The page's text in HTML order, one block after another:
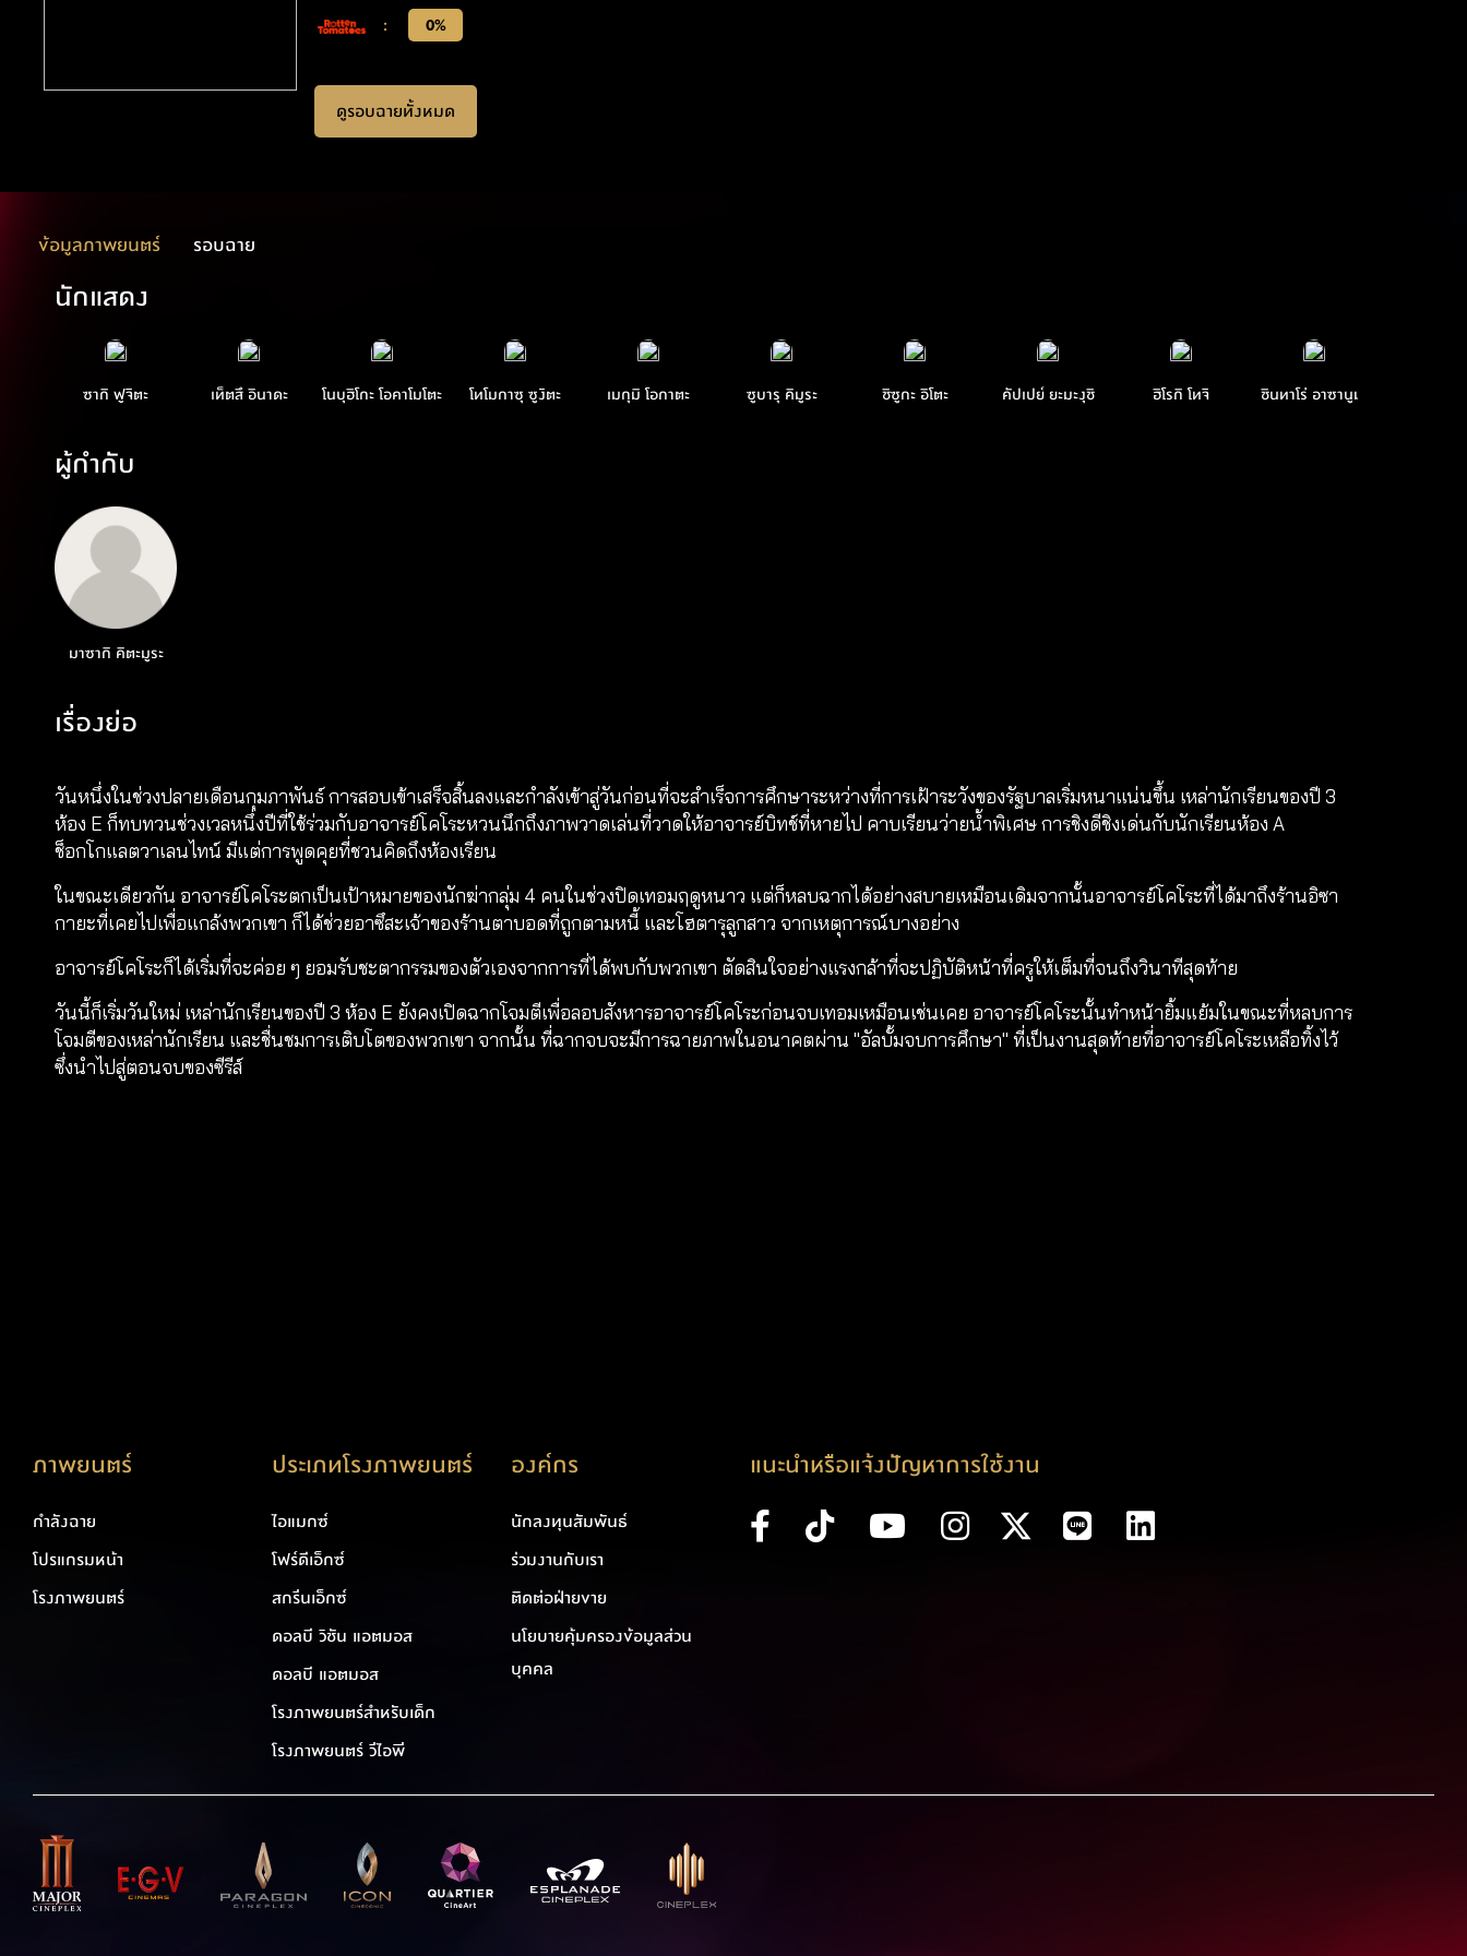
: 0%
ดูรอบฉายทั้งหมด
ข้อมูลภาพยนตร์ รอบฉาย
นักแสดง
ซากิ ฟูจิตะ เท็ตสึ อินาดะ โนบุฮิโกะ โอคาโมโตะ โทโมกาซุ ซูงิตะ เมกุมิ โอกาตะ ซูบารุ คิมูระ ชิซูกะ อิโตะ คัปเปย์ ยะมะงุชิ ฮิโรกิ โทจิ ชินทาโร่ อาซานูมะ
ผู้กำกับ
มาซากิ คิตะมูระ
เรื่องย่อ
วันหนึ่งในช่วงปลายเดือนกุมภาพันธ์ การสอบเข้าเสร็จสิ้นลงและกำลังเข้าสู่วันก่อนที่จะสำเร็จการศึกษาระหว่างที่การเฝ้าระวังของรัฐบาลเริ่มหนาแน่นขึ้น เหล่านักเรียนของปี 3
ห้อง E ก็ทบทวนช่วงเวลหนึ่งปีที่ใช้ร่วมกับอาจารย์โคโระหวนนึกถึงภาพวาดเล่นที่วาดให้อาจารย์บิทช์ที่หายไป คาบเรียนว่ายน้ำพิเศษ การชิงดีชิงเด่นกับนักเรียนห้อง A
ช็อกโกแลตวาเลนไทน์ มีแต่การพูดคุยที่ชวนคิดถึงห้องเรียน
ในขณะเดียวกัน อาจารย์โคโระตกเป็นเป้าหมายของนักฆ่ากลุ่ม 4 คนในช่วงปิดเทอมฤดูหนาว แต่ก็หลบฉากได้อย่างสบายเหมือนเดิมจากนั้นอาจารย์โคโระที่ได้มาถึงร้านอิซา
กายะที่เคยไปเพื่อแกล้งพวกเขา ก็ได้ช่วยอาซึสะเจ้าของร้านตาบอดที่ถูกตามหนี้ และโฮตารุลูกสาว จากเหตุการณ์บางอย่าง
อาจารย์โคโระก็ได้เริ่มที่จะค่อย ๆ ยอมรับชะตากรรมของตัวเองจากการที่ได้พบกับพวกเขา ตัดสินใจอย่างแรงกล้าที่จะปฏิบัติหน้าที่ครูให้เต็มที่จนถึงวินาทีสุดท้าย
วันนี้ก็เริ่มวันใหม่ เหล่านักเรียนของปี 3 ห้อง E ยังคงเปิดฉากโจมตีเพื่อลอบสังหารอาจารย์โคโระก่อนจบเทอมเหมือนเช่นเคย อาจารย์โคโระนั้นทำหน้ายิ้มแย้มในขณะที่หลบการ
โจมตีของเหล่านักเรียน และชื่นชมการเติบโตของพวกเขา จากนั้น ที่ฉากจบจะมีการฉายภาพในอนาคตผ่าน "อัลบั้มจบการศึกษา" ที่เป็นงานสุดท้ายที่อาจารย์โคโระเหลือทิ้งไว้
ซึ่งนำไปสู่ตอนจบของซีรีส์
ภาพยนตร์
กำลังฉาย
โปรแกรมหน้า
โรงภาพยนตร์
ประเภทโรงภาพยนตร์
ไอแมกซ์
โฟร์ดีเอ็กซ์
สกรีนเอ็กซ์
ดอลบี วิชัน แอตมอส
ดอลบี แอตมอส
โรงภาพยนตร์สำหรับเด็ก
โรงภาพยนตร์ วีไอพี
องค์กร
นักลงทุนสัมพันธ์
ร่วมงานกับเรา
ติดต่อฝ่ายขาย
นโยบายคุ้มครองข้อมูลส่วน
บุคคล
แนะนำหรือแจ้งปัญหาการใช้งาน